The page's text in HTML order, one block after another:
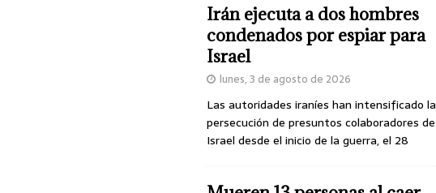
Irán ejecuta a dos hombres
condenados por espiar para
Israel
lunes, 3 de agosto de 2026
Las autoridades iraníes han intensificado la
persecución de presuntos colaboradores de
Israel desde el inicio de la guerra, el 28